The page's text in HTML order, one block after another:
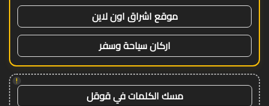
موقع اشراق اون لاين
اركان سياحة وسفر
!
مسك الكلمات في قوقل